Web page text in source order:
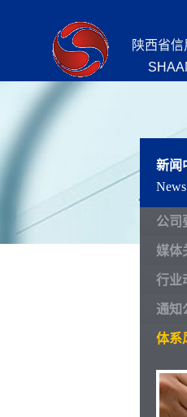
陕西省
新闻
News
公司
媒体
行业
通知
体系